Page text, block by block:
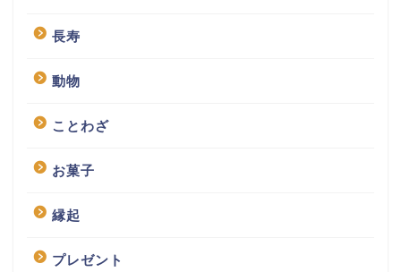
長寿
動物
ことわざ
お菓子
縁起
プレゼント